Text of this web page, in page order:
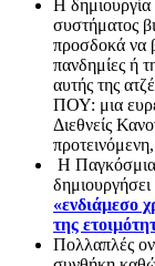
Η δημιουργία
συστήματος
προσδοκά να
πανδημίες ή
αυτής της
ΠΟΥ: μια
Διεθνείς
Η
δημιουργήσει
«ενδιάμεσο
της
Πολλαπλές